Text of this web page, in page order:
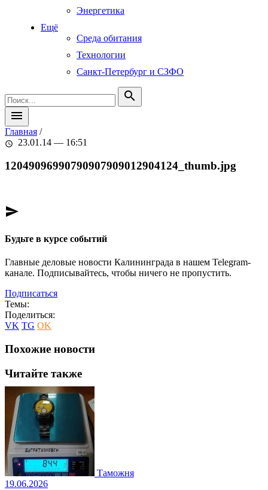
Энергетика
Ещё
Среда обитания
Технологии
Санкт-Петербург и СЗФО
search
menu
Главная /
schedule 23.01.14 — 16:51
12049096990790907909012904124_thumb.jpg
send
Будьте в курсе событий
Главные деловые новости Калининграда в нашем Telegram-
канале. Подписывайтесь, чтобы ничего не пропустить.
Подписаться
Темы:
Поделиться:
VK TG OK
Похожие новости
Читайте также
Таможня
19.06.2026